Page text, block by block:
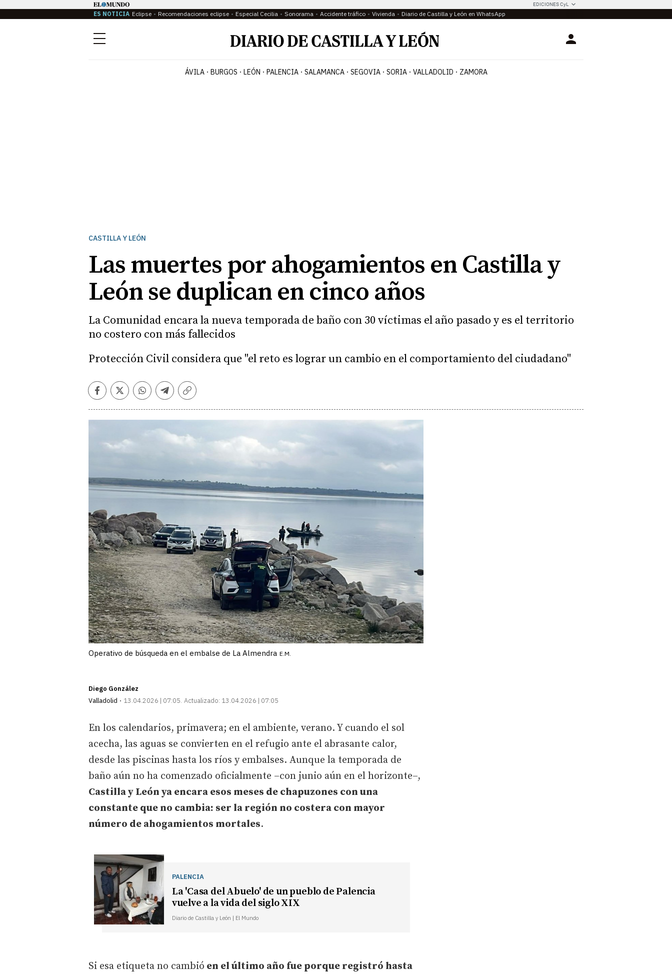
EDICIONES CyL
ES NOTICIA Eclipse Recomendaciones eclipse Especial Cecilia Sonorama Accidente tráfico Vivienda Diario de Castilla y León en WhatsApp
Menú Login
ÁVILA BURGOS LEÓN PALENCIA SALAMANCA SEGOVIA SORIA VALLADOLID ZAMORA
CASTILLA Y LEÓN
Las muertes por ahogamientos en Castilla y
León se duplican en cinco años
La Comunidad encara la nueva temporada de baño con 30 víctimas el año pasado y es el territorio
no costero con más fallecidos
Protección Civil considera que "el reto es lograr un cambio en el comportamiento del ciudadano"
Facebook
TwitterWhatsapp
Telegram
Copiar
Operativo de búsqueda en el embalse de La Almendra E.M.
Diego González
Valladolid
13.04.2026 | 07:05 Actualizado: 13.04.2026 | 07:05
En los calendarios, primavera; en el ambiente, verano. Y cuando el sol
acecha, las aguas se convierten en el refugio ante el abrasante calor,
desde las piscinas hasta los ríos y embalses. Aunque la temporada de
baño aún no ha comenzado oficialmente –con junio aún en el horizonte–,
Castilla y León ya encara esos meses de chapuzones con una
constante que no cambia: ser la región no costera con mayor
número de ahogamientos mortales.
PALENCIA
La 'Casa del Abuelo' de un pueblo de Palencia
vuelve a la vida del siglo XIX
Diario de Castilla y León | El Mundo
Si esa etiqueta no cambió en el último año fue porque registró hasta